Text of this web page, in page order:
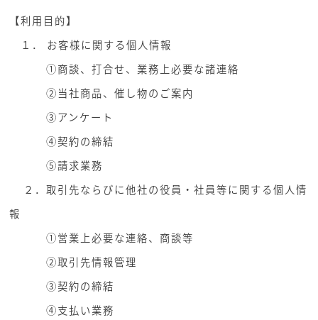
【利用目的】
１． お客様に関する個人情報
①商談、打合せ、業務上必要な諸連絡
②当社商品、催し物のご案内
③アンケート
④契約の締結
⑤請求業務
２．取引先ならびに他社の役員・社員等に関する個人情
報
①営業上必要な連絡、商談等
②取引先情報管理
③契約の締結
④支払い業務